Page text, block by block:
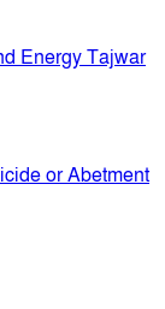
Energy Tajwar
or Abetment